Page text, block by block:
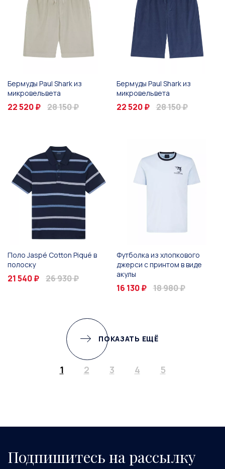
Бермуды Paul Shark из
микровельвета
22 520 ₽ 28 150 ₽
Бермуды Paul Shark из
микровельвета
22 520 ₽ 28 150 ₽
Поло Jaspé Cotton Piqué в
полоску
21 540 ₽ 26 930 ₽
Футболка из хлопкового
джерси с принтом в виде
акулы
16 130 ₽ 18 980 ₽
ПОКАЗАТЬ ЕЩЁ
1 2 3 4 5
Подпишитесь на рассылку